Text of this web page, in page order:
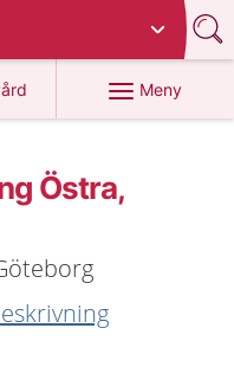
Meny
Östra,